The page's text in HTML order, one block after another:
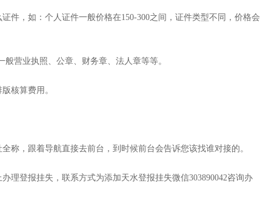
件，如：个人证件一般价格在150-300之间，证件类型不同，价格会
营业执照、公章、财务章、法人章等等。
核算费用。
称，跟着导航直接去前台，到时候前台会告诉您该找谁对接的。
理登报挂失，联系方式为添加天水登报挂失微信303890042咨询办